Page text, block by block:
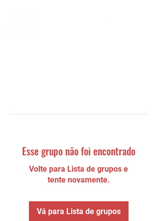
Esse grupo não foi encontrado
Volte para Lista de grupos e
tente novamente.
Vá para Lista de grupos